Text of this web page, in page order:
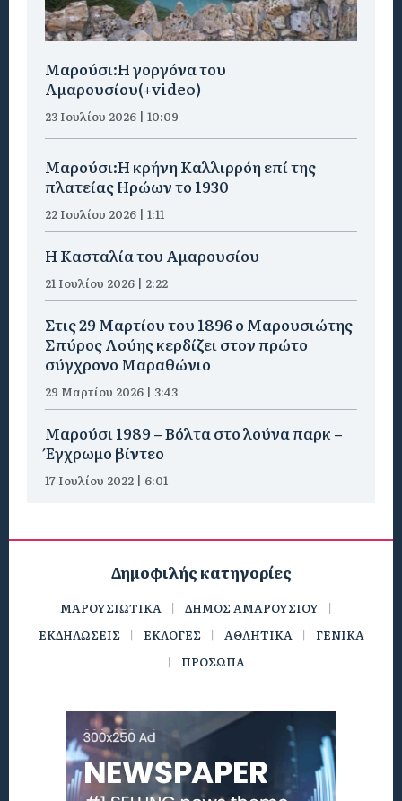
Μαρούσι:H γοργόνα του
Αμαρουσίου(+video)
23 Ιουλίου 2026 | 10:09
Μαρούσι:Η κρήνη Καλλιρρόη επί της
πλατείας Ηρώων το 1930
22 Ιουλίου 2026 | 1:11
Η Κασταλία του Αμαρουσίου
21 Ιουλίου 2026 | 2:22
Στις 29 Μαρτίου του 1896 ο Μαρουσιώτης
Σπύρος Λούης κερδίζει στον πρώτο
σύγχρονο Μαραθώνιο
29 Μαρτίου 2026 | 3:43
Μαρούσι 1989 – Βόλτα στο λούνα παρκ –
Έγχρωμο βίντεο
17 Ιουλίου 2022 | 6:01
Δημοφιλής κατηγορίες
ΜΑΡΟΥΣΙΩΤΙΚΑ
ΔΗΜΟΣ ΑΜΑΡΟΥΣΙΟΥ
ΕΚΔΗΛΩΣΕΙΣ
ΕΚΛΟΓΕΣ ΑΘΛΗΤΙΚΑ
ΓΕΝΙΚΑ
ΠΡΟΣΩΠΑ